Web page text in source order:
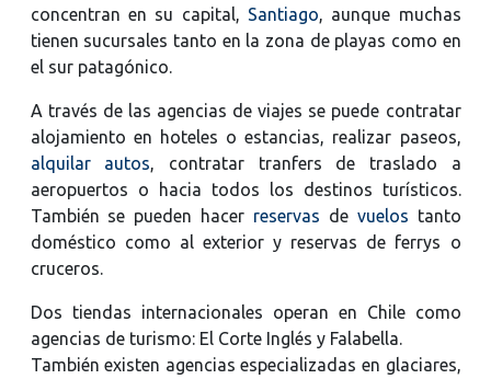
concentran en su capital, Santiago, aunque muchas
tienen sucursales tanto en la zona de playas como en
el sur patagónico.
A través de las agencias de viajes se puede contratar
alojamiento en hoteles o estancias, realizar paseos,
alquilar autos, contratar tranfers de traslado a
aeropuertos o hacia todos los destinos turísticos.
También se pueden hacer reservas de vuelos tanto
doméstico como al exterior y reservas de ferrys o
cruceros.
Dos tiendas internacionales operan en Chile como
agencias de turismo: El Corte Inglés y Falabella.
También existen agencias especializadas en glaciares,